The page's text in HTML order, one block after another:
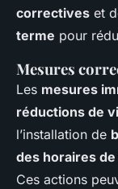
correctives et
terme pour
Mesures
Les mesures
réductions de
l’installation de
des horaires
Ces actions